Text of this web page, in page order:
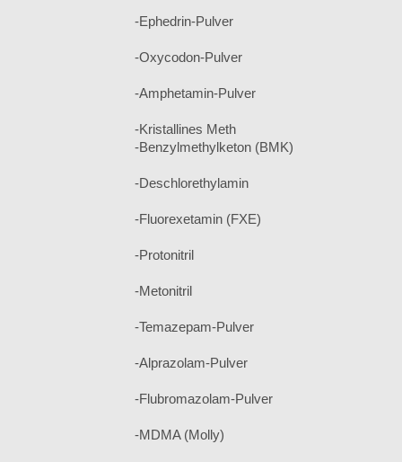
-Ephedrin-Pulver
-Oxycodon-Pulver
-Amphetamin-Pulver
-Kristallines Meth
-Benzylmethylketon (BMK)
-Deschlorethylamin
-Fluorexetamin (FXE)
-Protonitril
-Metonitril
-Temazepam-Pulver
-Alprazolam-Pulver
-Flubromazolam-Pulver
-MDMA (Molly)